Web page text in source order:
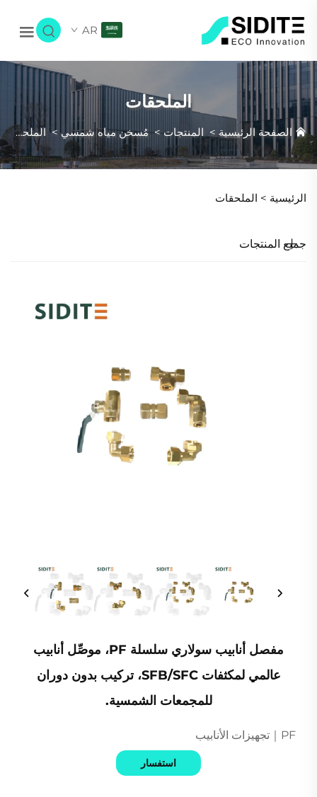
AR
الملحقات
الصفحة الرئيسية> المنتجات>مُسخن مياه شمسي> الملحقات
الرئيسية > الملحقات
جميع المنتجات
مفصل أنابيب سولاري سلسلة PF، موصِّل أنابيب
عالمي لمكثفات SFB/SFC، تركيب بدون دوران
للمجمعات الشمسية.
PF｜تجهيزات الأنابيب
استفسار